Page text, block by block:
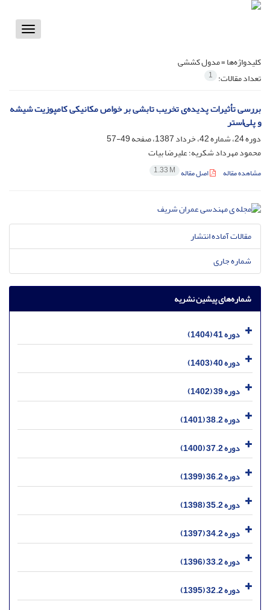
Toggle
کلیدواژه‌ها =مدول کششی
تعداد مقالات: 1
بررسی تأثیرات پدیده‌ی تخریب تابشی بر خواص مکانیکی کامپوزیت شیشه
و پلی‌استر
دوره 24، شماره 42، خرداد 1387، صفحه
49-57
محمود مهرداد شکریه؛ علیرضا بیات
مشاهده مقاله اصل مقاله 1.33 M
مقالات آماده انتشار
شماره جاری
شماره‌های پیشین نشریه
دوره 41 (1404)
دوره 40 (1403)
دوره 39 (1402)
دوره 38.2 (1401)
دوره 37.2 (1400)
دوره 36.2 (1399)
دوره 35.2 (1398)
دوره 34.2 (1397)
دوره 33.2 (1396)
دوره 32.2 (1395)